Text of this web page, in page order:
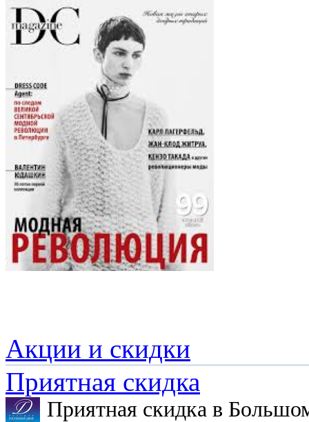
Акции и скидки
Приятная скидка
Приятная скидка в